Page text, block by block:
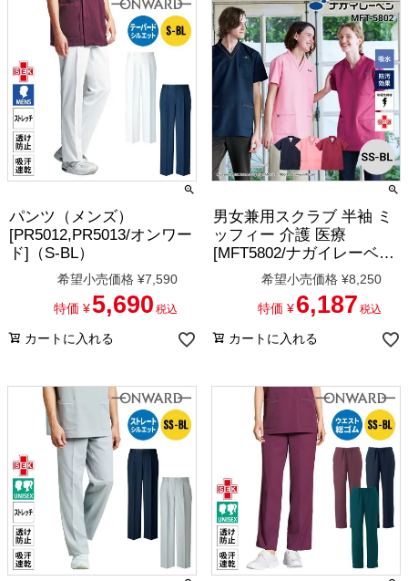
パンツ（メンズ）
[PR5012,PR5013/オンワー
ド]（S-BL）
希望小売価格 ¥7,590
特価 ¥ 5,690 税込
カートに入れる
男女兼用スクラブ 半袖 ミ
ッフィー 介護 医療
[MFT5802/ナガイレーベ
ン]（SS-BL）
希望小売価格 ¥8,250
特価 ¥ 6,187 税込
カートに入れる